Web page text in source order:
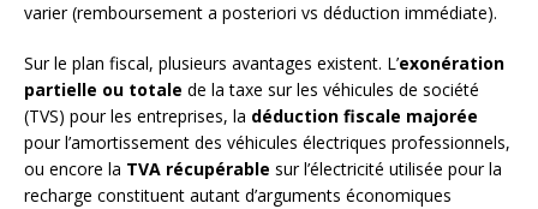
varier (remboursement a posteriori vs déduction immédiate).
Sur le plan fiscal, plusieurs avantages existent. L’exonération
partielle ou totale de la taxe sur les véhicules de société
(TVS) pour les entreprises, la déduction fiscale majorée
pour l’amortissement des véhicules électriques professionnels,
ou encore la TVA récupérable sur l’électricité utilisée pour la
recharge constituent autant d’arguments économiques